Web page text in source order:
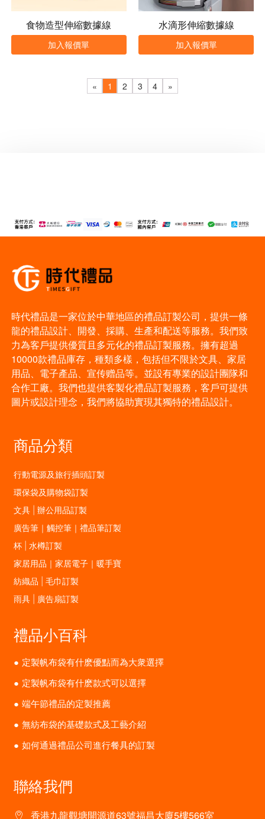
食物造型伸縮數據線
加入報價單
水滴形伸縮數據線
加入報價單
« 1 2 3 4 »
時代禮品是一家位於中華地區的禮品訂製公司，提供一條
龍的禮品設計、開發、採購、生產和配送等服務。我們致
力為客戶提供優質且多元化的禮品訂製服務。擁有超過
10000款禮品庫存，種類多樣，包括但不限於文具、家居
用品、電子產品、宣传赠品等。並設有專業的設計團隊和
合作工廠。我們也提供客製化禮品訂製服務，客戶可提供
圖片或設計理念，我們將協助實現其獨特的禮品設計。
商品分類
行動電源及旅行插頭訂製
環保袋及購物袋訂製
文具 | 辦公用品訂製
廣告筆｜觸控筆｜禮品筆訂製
杯 | 水樽訂製
家居用品｜家居電子｜暖手寶
紡織品 | 毛巾訂製
雨具 | 廣告扇訂製
禮品小百科
定製帆布袋有什麽優點而為大衆選擇
定製帆布袋有什麽款式可以選擇
端午節禮品的定製推薦
無紡布袋的基礎款式及工藝介紹
如何通過禮品公司進行餐具的訂製
聯絡我們
香港九龍觀塘開源道63號福昌大廈5樓566室